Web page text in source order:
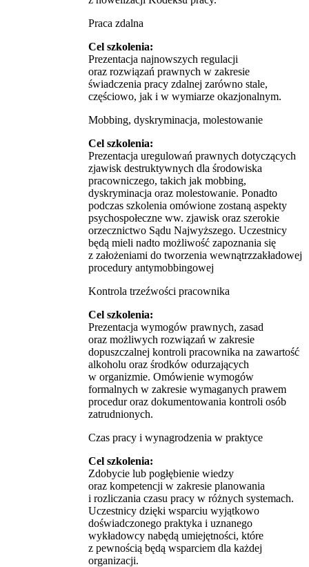
Praca zdalna
Cel szkolenia:
Prezentacja najnowszych regulacji
oraz rozwiązań prawnych w zakresie
świadczenia pracy zdalnej zarówno stale,
częściowo, jak i w wymiarze okazjonalnym.
Mobbing, dyskryminacja, molestowanie
Cel szkolenia:
Prezentacja uregulowań prawnych dotyczących
zjawisk destruktywnych dla środowiska
pracowniczego, takich jak mobbing,
dyskryminacja oraz molestowanie. Ponadto
podczas szkolenia omówione zostaną aspekty
psychospołeczne ww. zjawisk oraz szerokie
orzecznictwo Sądu Najwyższego. Uczestnicy
będą mieli nadto możliwość zapoznania się
z założeniami do tworzenia wewnątrzzakładowej
procedury antymobbingowej
Kontrola trzeźwości pracownika
Cel szkolenia:
Prezentacja wymogów prawnych, zasad
oraz możliwych rozwiązań w zakresie
dopuszczalnej kontroli pracownika na zawartość
alkoholu oraz środków odurzających
w organizmie. Omówienie wymogów
formalnych w zakresie wymaganych prawem
procedur oraz dokumentowania kontroli osób
zatrudnionych.
Czas pracy i wynagrodzenia w praktyce
Cel szkolenia:
Zdobycie lub pogłębienie wiedzy
oraz kompetencji w zakresie planowania
i rozliczania czasu pracy w różnych systemach.
Uczestnicy dzięki wsparciu wyjątkowo
doświadczonego praktyka i uznanego
wykładowcy nabędą umiejętności, które
z pewnością będą wsparciem dla każdej
organizacji.